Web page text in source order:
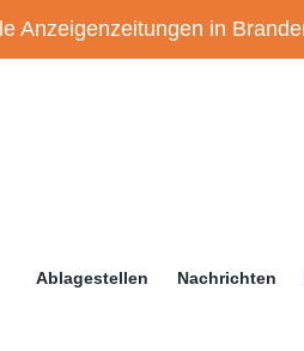
Anzeigenzeitungen in
Ablagestellen Nachrichten